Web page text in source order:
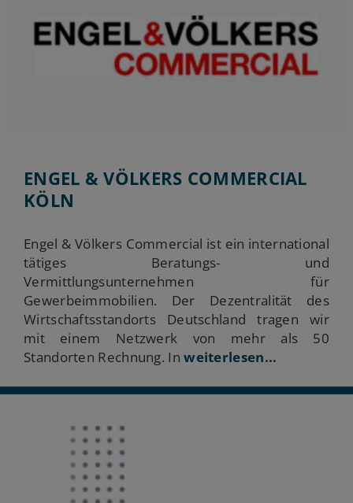
ENGEL & VÖLKERS COMMERCIAL
KÖLN
Engel & Völkers Commercial ist ein international
tätiges Beratungs- und
Vermittlungsunternehmen für
Gewerbeimmobilien. Der Dezentralität des
Wirtschaftsstandorts Deutschland tragen wir
mit einem Netzwerk von mehr als 50
Standorten Rechnung. In weiterlesen...